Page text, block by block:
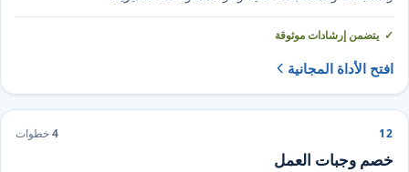
يتضمن إرشادات موثوقة
افتح الأداة المجانية
12
4خطوات
خصم وجبات العمل